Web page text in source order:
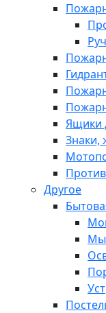
Ящики
Знаки,
Другое